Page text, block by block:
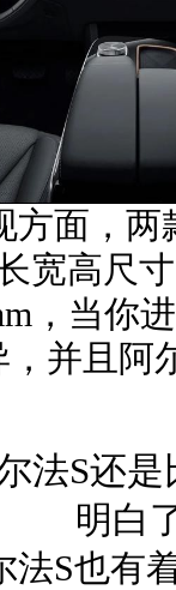
方面，
宽高尺
，当你
并且阿
法S也有